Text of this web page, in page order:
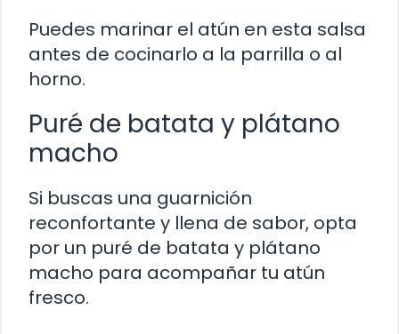
Puedes marinar el atún en esta salsa
antes de cocinarlo a la parrilla o al
horno.
Puré de batata y plátano
macho
Si buscas una guarnición
reconfortante y llena de sabor, opta
por un puré de batata y plátano
macho para acompañar tu atún
fresco.